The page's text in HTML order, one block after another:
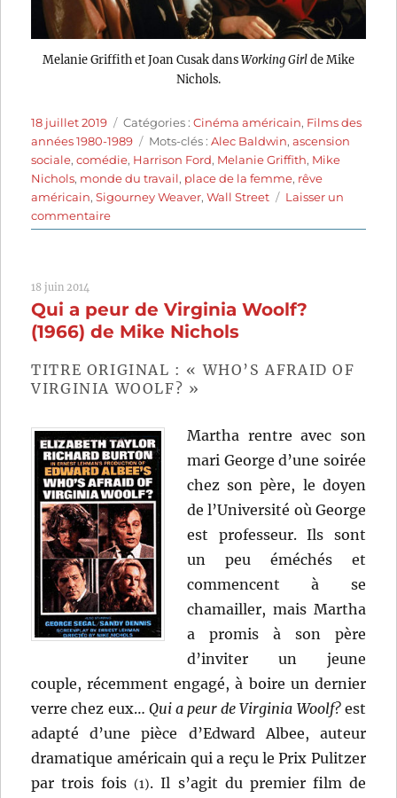
Melanie Griffith et Joan Cusak dansWorking Girlde Mike
Nichols.
Publié
le
18 juillet 2019 Catégories
Catégories :Cinéma américain, Films des
années 1980-1989
Étiquettes
Mots-clés :Alec Baldwin,ascension
sociale,comédie, Harrison Ford, Melanie Griffith, Mike
Nichols, monde du travail, place de la femme, rêve
américain,Sigourney Weaver,Wall Street
Laisser un
commentairesur
Working
Mike
Nichols
18 juin 2014
Qui a peur de Virginia Woolf?
(1966) de Mike Nichols
TITRE ORIGINAL : « WHO’S AFRAID OF
VIRGINIA WOOLF? »
Martha rentre avec son
mari George d’une soirée
chez son père, le doyen
de l’Université où George
est professeur. Ils sont
un peu éméchés et
commencent à se
chamailler, mais Martha
a promis à son père
d’inviter un jeune
couple, récemment engagé, à boire un dernier
verre chez eux… Qui a peur de Virginia Woolf?est
adapté d’une pièce d’Edward Albee, auteur
dramatique américain qui a reçu le Prix Pulitzer
par trois fois(1). Il s’agit du premier film de